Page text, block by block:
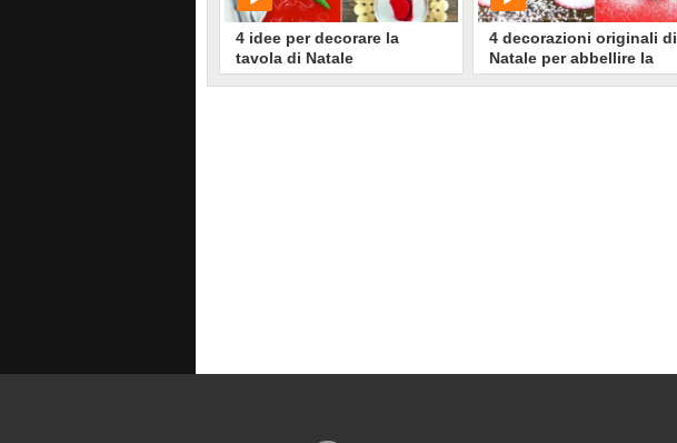
4 idee per decorare la
tavola di Natale
4 decorazioni originali di
Natale per abbellire la
vostra casa!